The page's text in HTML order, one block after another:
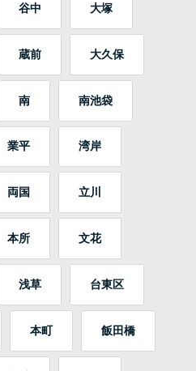
谷中 大塚
蔵前 大久保
南 南池袋
業平 湾岸
両国 立川
本所 文花
浅草 台東区
本町 飯田橋